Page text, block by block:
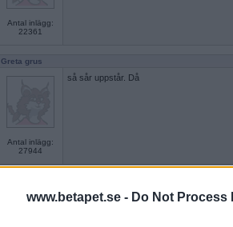
www.betapet.se - Do Not Process
Antal inlägg:
22361
Greta grus
Antal inlägg:
27944
så sår uppstår. Då
syns Bills fru i